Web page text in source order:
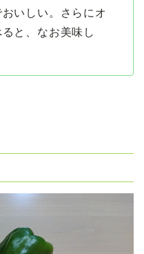
いしい。さらにオ
と、なお美味し